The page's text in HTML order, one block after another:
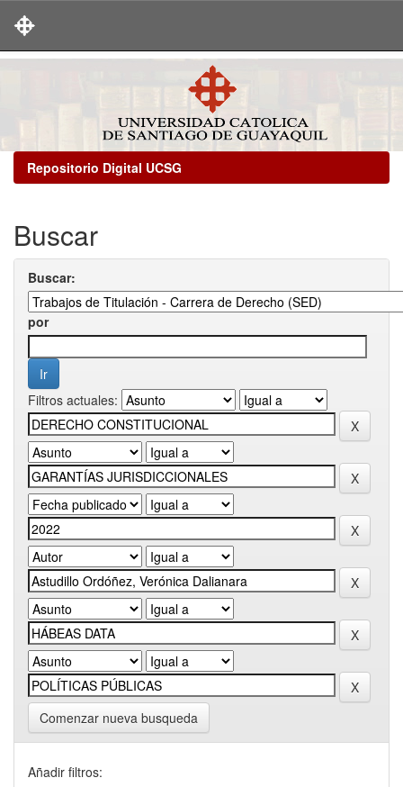
Repositorio Digital UCSG
Buscar
Buscar:
por
Filtros actuales:
Comenzar nueva busqueda
Añadir filtros: